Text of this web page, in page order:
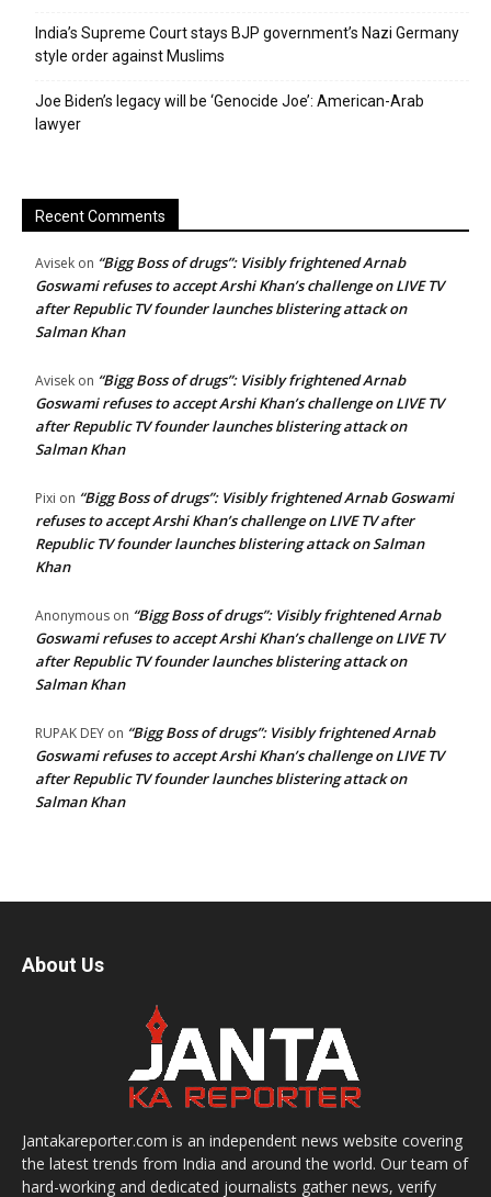
India’s Supreme Court stays BJP government’s Nazi Germany
style order against Muslims
Joe Biden’s legacy will be ‘Genocide Joe’: American-Arab
lawyer
Recent Comments
Avisek on “Bigg Boss of drugs”: Visibly frightened Arnab
Goswami refuses to accept Arshi Khan’s challenge on LIVE TV
after Republic TV founder launches blistering attack on
Salman Khan
Avisek on “Bigg Boss of drugs”: Visibly frightened Arnab
Goswami refuses to accept Arshi Khan’s challenge on LIVE TV
after Republic TV founder launches blistering attack on
Salman Khan
Pixi on “Bigg Boss of drugs”: Visibly frightened Arnab Goswami
refuses to accept Arshi Khan’s challenge on LIVE TV after
Republic TV founder launches blistering attack on Salman
Khan
Anonymous on “Bigg Boss of drugs”: Visibly frightened Arnab
Goswami refuses to accept Arshi Khan’s challenge on LIVE TV
after Republic TV founder launches blistering attack on
Salman Khan
RUPAK DEY on “Bigg Boss of drugs”: Visibly frightened Arnab
Goswami refuses to accept Arshi Khan’s challenge on LIVE TV
after Republic TV founder launches blistering attack on
Salman Khan
About Us
Jantakareporter.com is an independent news website covering
the latest trends from India and around the world. Our team of
hard-working and dedicated journalists gather news, verify